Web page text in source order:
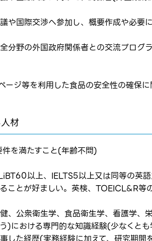
弊社ホームペ
弊社ホームペ
応募し、転職
ログイン
お気に入り登録にはログイ
メールアドレス
パスワード
議や国際交渉へ参加し、概要作成や必要
全分野の外国政府関係者との交流プロ
ページ等を利用した食品の安全性の確保
材
を満たすこと(年齢不問)
以上、IELTS5以上又は同等の英
ことが好ましい。英検、TOEICL&R
健、公衆衛生学、食品衛生学、看護学
)における専門的な知識経験(少なくと